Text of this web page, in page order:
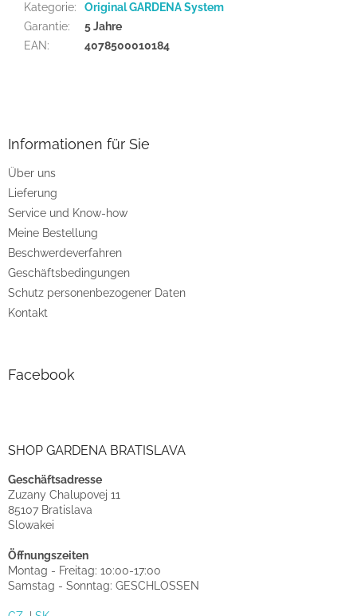
Kategorie:
Original GARDENA System
Garantie:
5 Jahre
EAN: 4078500010184
e
Informationen für Sie
Über uns
Lieferung
Service und Know-how
Meine Bestellung
Beschwerdeverfahren
Geschäftsbedingungen
Schutz personenbezogener Daten
Kontakt
Facebook
SHOP GARDENA BRATISLAVA
Geschäftsadresse
Zuzany Chalupovej 11
85107 Bratislava
Slowakei
Öffnungszeiten
Montag - Freitag: 10:00-17:00
Samstag - Sonntag: GESCHLOSSEN